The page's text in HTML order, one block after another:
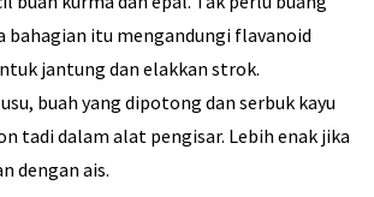
bahagian itu mengandungi flavanoid
jantung dan elakkan strok.
buah yang dipotong dan serbuk kayu
tadi dalam alat pengisar. Lebih enak jika
dengan ais.